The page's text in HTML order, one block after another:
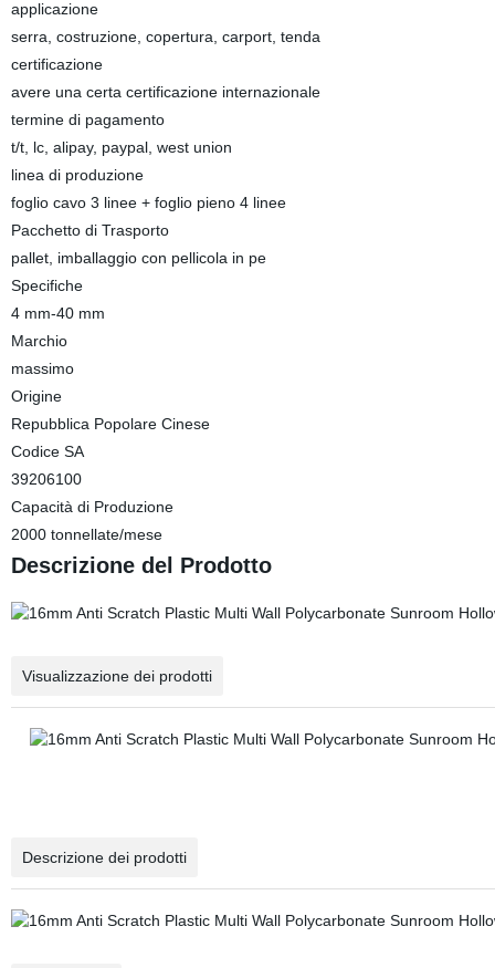
applicazione
serra, costruzione, copertura, carport, tenda
certificazione
avere una certa certificazione internazionale
termine di pagamento
t/t, lc, alipay, paypal, west union
linea di produzione
foglio cavo 3 linee + foglio pieno 4 linee
Pacchetto di Trasporto
pallet, imballaggio con pellicola in pe
Specifiche
4 mm-40 mm
Marchio
massimo
Origine
Repubblica Popolare Cinese
Codice SA
39206100
Capacità di Produzione
2000 tonnellate/mese
Descrizione del Prodotto
Visualizzazione dei prodotti
Descrizione dei prodotti